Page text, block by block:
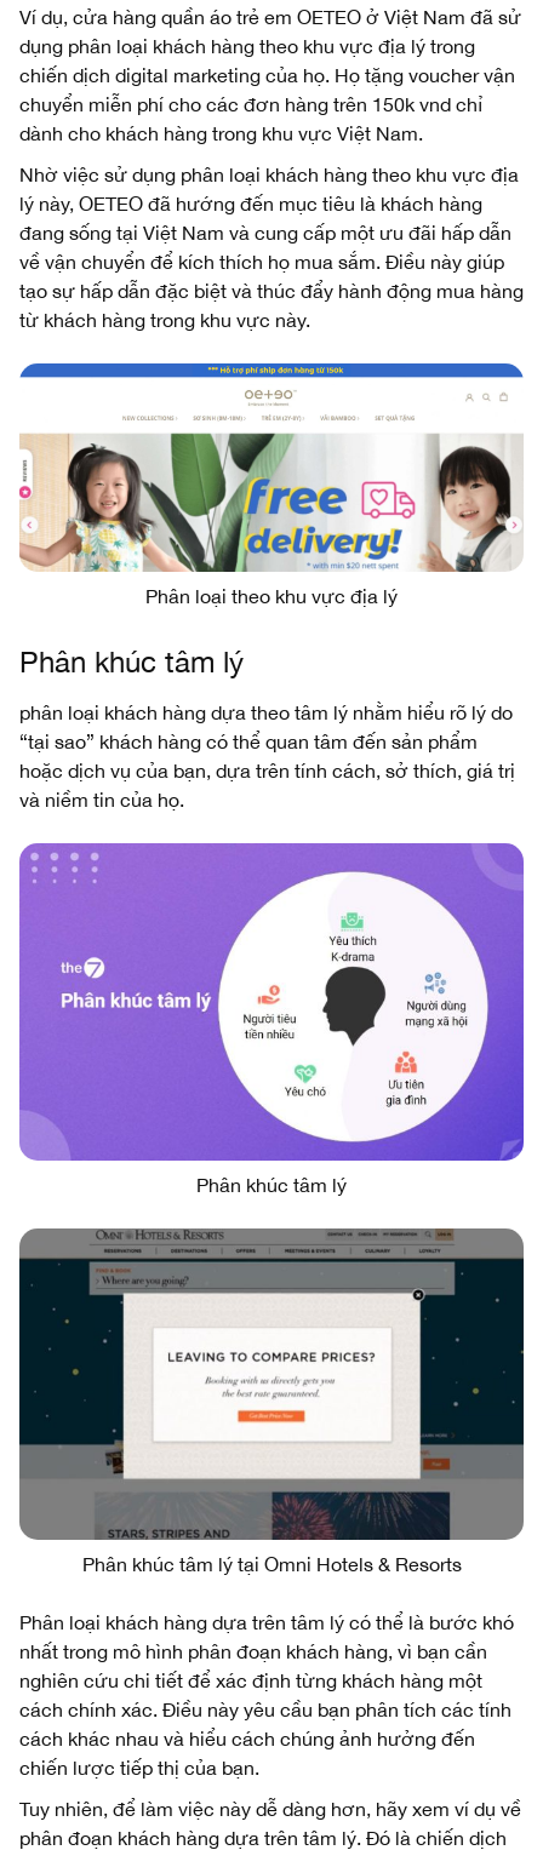
Ví dụ, cửa hàng quần áo trẻ em OETEO ở Việt Nam đã sử
dụng phân loại khách hàng theo khu vực địa lý trong
chiến dịch digital marketing của họ. Họ tặng voucher vận
chuyển miễn phí cho các đơn hàng trên 150k vnd chỉ
dành cho khách hàng trong khu vực Việt Nam.
Nhờ việc sử dụng phân loại khách hàng theo khu vực địa
lý này, OETEO đã hướng đến mục tiêu là khách hàng
đang sống tại Việt Nam và cung cấp một ưu đãi hấp dẫn
về vận chuyển để kích thích họ mua sắm. Điều này giúp
tạo sự hấp dẫn đặc biệt và thúc đẩy hành động mua hàng
từ khách hàng trong khu vực này.
Phân loại theo khu vực địa lý
Phân khúc tâm lý
phân loại khách hàng dựa theo tâm lý nhằm hiểu rõ lý do
“tại sao” khách hàng có thể quan tâm đến sản phẩm
hoặc dịch vụ của bạn, dựa trên tính cách, sở thích, giá trị
và niềm tin của họ.
Phân khúc tâm lý
Phân khúc tâm lý tại Omni Hotels & Resorts
Phân loại khách hàng dựa trên tâm lý có thể là bước khó
nhất trong mô hình phân đoạn khách hàng, vì bạn cần
nghiên cứu chi tiết để xác định từng khách hàng một
cách chính xác. Điều này yêu cầu bạn phân tích các tính
cách khác nhau và hiểu cách chúng ảnh hưởng đến
chiến lược tiếp thị của bạn.
Tuy nhiên, để làm việc này dễ dàng hơn, hãy xem ví dụ về
phân đoạn khách hàng dựa trên tâm lý. Đó là chiến dịch